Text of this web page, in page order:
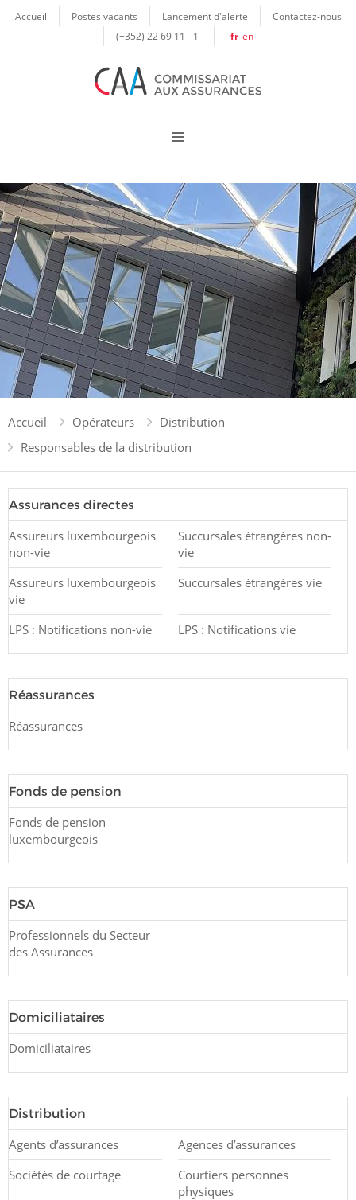
Accueil Postes vacants Lancement d'alerte
Contactez-nous
(+352) 22 69 11 - 1
fr en
Accueil Opérateurs
Distribution
Responsables de la distribution
Assurances directes
Assureurs luxembourgeois
non-vie
Succursales étrangères non-
vie
Assureurs luxembourgeois
vie
Succursales étrangères vie
LPS : Notifications non-vie LPS : Notifications vie
Réassurances
Réassurances
Fonds de pension
Fonds de pension
luxembourgeois
PSA
Professionnels du Secteur
des Assurances
Domiciliataires
Domiciliataires
Distribution
Agents d’assurances
Agences d’assurances
Sociétés de courtage
Courtiers personnes
physiques
Panneau de gestion des cookies